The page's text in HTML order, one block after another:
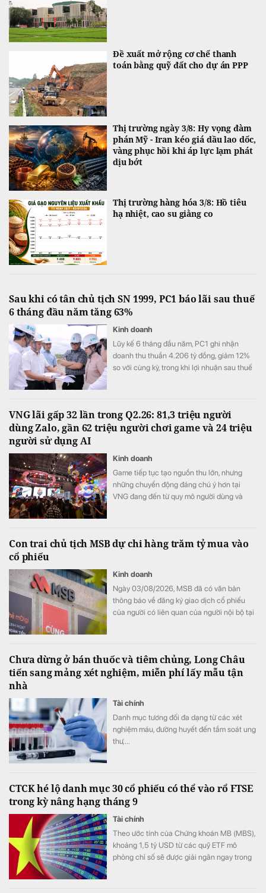
Đề xuất mở rộng cơ chế thanh
toán bằng quỹ đất cho dự án PPP
Thị trường ngày 3/8: Hy vọng đàm
phán Mỹ - Iran kéo giá dầu lao dốc,
vàng phục hồi khi áp lực lạm phát
dịu bớt
Thị trường hàng hóa 3/8: Hồ tiêu
hạ nhiệt, cao su giằng co
Sau khi có tân chủ tịch SN 1999, PC1 báo lãi sau thuế
6 tháng đầu năm tăng 63%
Kinh doanh
Lũy kế 6 tháng đầu năm, PC1 ghi nhận
doanh thu thuần 4.206 tỷ đồng, giảm 12%
so với cùng kỳ, trong khi lợi nhuận sau thuế
VNG lãi gấp 32 lần trong Q2.26: 81,3 triệu người
dùng Zalo, gần 62 triệu người chơi game và 24 triệu
người sử dụng AI
Kinh doanh
Game tiếp tục tạo nguồn thu lớn, nhưng
những chuyển động đáng chú ý hơn tại
VNG đang đến từ quy mô người dùng và
Con trai chủ tịch MSB dự chi hàng trăm tỷ mua vào
cổ phiếu
Kinh doanh
Ngày 03/08/2026, MSB đã có văn bản
thông báo về đăng ký giao dịch cổ phiếu
của người có liên quan của người nội bộ tại
cổ phiếu MSB có giá trị và khối lượng lớn
nhất từ trước đến nay.
Chưa dừng ở bán thuốc và tiêm chủng, Long Châu
tiến sang mảng xét nghiệm, miễn phí lấy mẫu tận
nhà
Tài chính
Danh mục tương đối đa dạng từ các xét
nghiệm máu, đường huyết đến tầm soát ung
thư,...
CTCK hé lộ danh mục 30 cổ phiếu có thể vào rổ FTSE
trong kỳ nâng hạng tháng 9
Tài chính
Theo ước tính của Chứng khoán MB (MBS),
khoảng 1,5 tỷ USD từ các quỹ ETF mô
phỏng chỉ số sẽ được giải ngân ngay trong